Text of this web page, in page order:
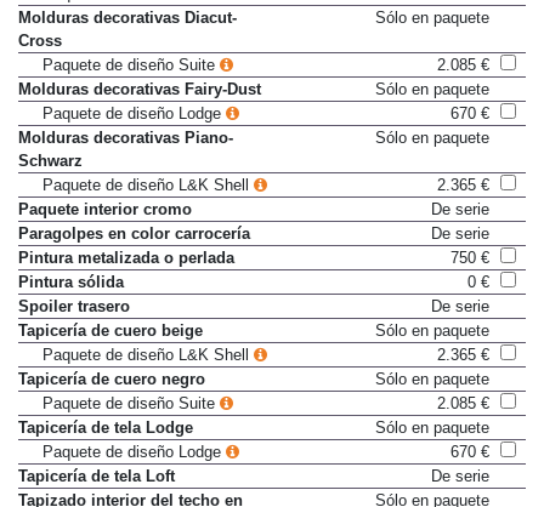
Paquete Maxx
3.995 €
Molduras decorativas Diacut-
Cross
Paquete de diseño Suite
2.085 €
Molduras decorativas Fairy-Dust
Sólo en paquete
Paquete de diseño Lodge
670 €
Molduras decorativas Piano-
Schwarz
Paquete de diseño L&K Shell
2.365 €
Paquete interior cromo
De serie
Paragolpes en color carrocería
De serie
Pintura metalizada o perlada
750 €
Pintura sólida
0 €
Spoiler trasero
De serie
Tapicería de cuero beige
Sólo en paquete
Paquete de diseño L&K Shell
2.365 €
Tapicería de cuero negro
Sólo en paquete
Paquete de diseño Suite
2.085 €
Tapicería de tela Lodge
Sólo en paquete
Paquete de diseño Lodge
670 €
Tapicería de tela Loft
De serie